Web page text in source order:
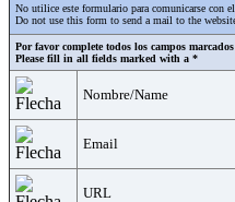
No utilice este formulario para comunicarse con
Do not use this form to send a mail to the
Por favor complete todos los campos
Please fill in all fields marked with a *
Nombre/Name
Email
URL